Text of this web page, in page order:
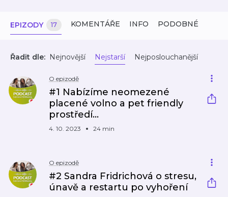
EPIZODY 17 KOMENTÁŘE INFO PODOBNÉ
Řadit dle: Nejnovější Nejstarší Nejposlouchanější
O epizodě
#1 Nabízíme neomezené
placené volno a pet friendly
prostředí…
4. 10. 2023 24 min
O epizodě
#2 Sandra Fridrichová o stresu,
únavě a restartu po vyhoření